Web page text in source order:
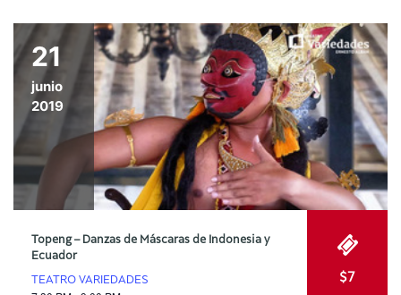
21
junio
2019
Topeng – Danzas de Máscaras de Indonesia y
Ecuador
TEATRO VARIEDADES $7